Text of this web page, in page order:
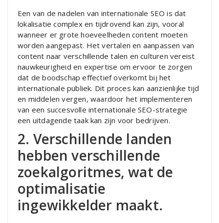
Een van de nadelen van internationale SEO is dat
lokalisatie complex en tijdrovend kan zijn, vooral
wanneer er grote hoeveelheden content moeten
worden aangepast. Het vertalen en aanpassen van
content naar verschillende talen en culturen vereist
nauwkeurigheid en expertise om ervoor te zorgen
dat de boodschap effectief overkomt bij het
internationale publiek. Dit proces kan aanzienlijke tijd
en middelen vergen, waardoor het implementeren
van een succesvolle internationale SEO-strategie
een uitdagende taak kan zijn voor bedrijven.
2. Verschillende landen
hebben verschillende
zoekalgoritmes, wat de
optimalisatie
ingewikkelder maakt.